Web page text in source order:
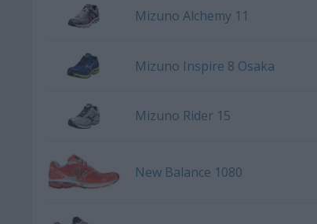
Mizuno Alchemy 11
Mizuno Inspire 8 Osaka
Mizuno Rider 15
New Balance 1080